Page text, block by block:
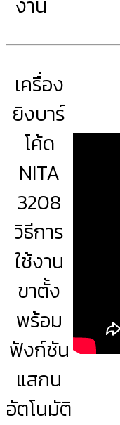
งาน
เครื่อง
ยิงบาร์
โค้ด
NITA
3208
วิธีการ
ใช้งาน
ขาตั้ง
พร้อม
ฟังก์ชัน
แสกน
อัตโนมัติ